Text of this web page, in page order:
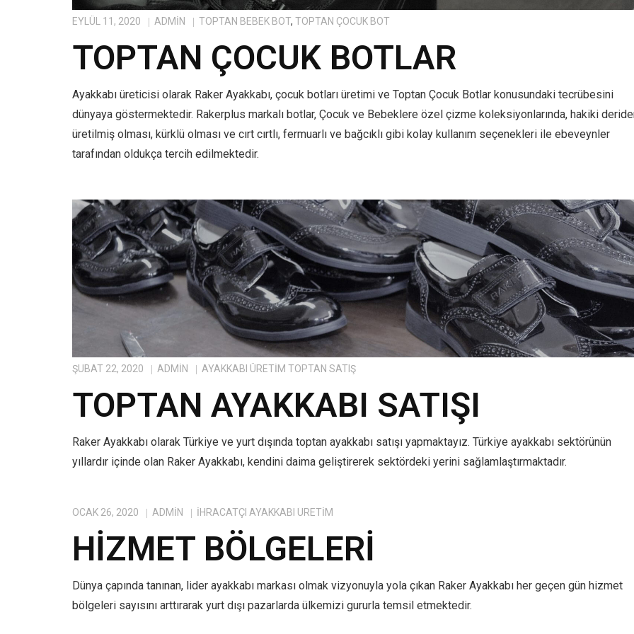
EYLÜL 11, 2020 ADMIN TOPTAN BEBEK BOT, TOPTAN ÇOCUK BOT
TOPTAN ÇOCUK BOTLAR
Ayakkabı üreticisi olarak Raker Ayakkabı, çocuk botları üretimi ve Toptan Çocuk Botlar konusundaki tecrübesini
dünyaya göstermektedir. Rakerplus markalı botlar, Çocuk ve Bebeklere özel çizme koleksiyonlarında, hakiki
üretilmiş olması, kürklü olması ve cırt cırtlı, fermuarlı ve bağcıklı gibi kolay kullanım seçenekleri ile ebeveynler
tarafından oldukça tercih edilmektedir.
ŞUBAT 22, 2020 ADMIN AYAKKABI ÜRETIM TOPTAN SATIŞ
TOPTAN AYAKKABI SATIŞI
Raker Ayakkabı olarak Türkiye ve yurt dışında toptan ayakkabı satışı yapmaktayız. Türkiye ayakkabı sektörünün
yıllardır içinde olan Raker Ayakkabı, kendini daima geliştirerek sektördeki yerini sağlamlaştırmaktadır.
OCAK 26, 2020 ADMIN IHRACATÇI AYAKKABI ÜRETIM
HIZMET BÖLGELERI
Dünya çapında tanınan, lider ayakkabı markası olmak vizyonuyla yola çıkan Raker Ayakkabı her geçen gün hizmet
bölgeleri sayısını arttırarak yurt dışı pazarlarda ülkemizi gururla temsil etmektedir.